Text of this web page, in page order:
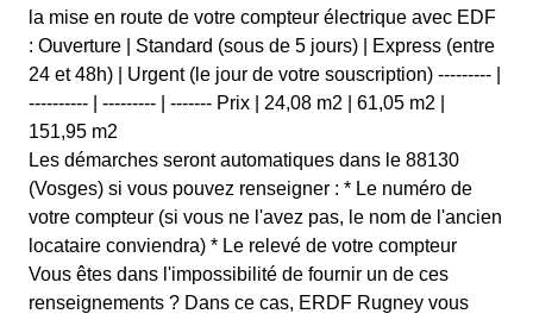
la mise en route de votre compteur électrique avec EDF
: Ouverture | Standard (sous de 5 jours) | Express (entre
24 et 48h) | Urgent (le jour de votre souscription) --------- |
---------- | --------- | ------- Prix | 24,08 m2 | 61,05 m2 |
151,95 m2
Les démarches seront automatiques dans le 88130
(Vosges) si vous pouvez renseigner : * Le numéro de
votre compteur (si vous ne l'avez pas, le nom de l'ancien
locataire conviendra) * Le relevé de votre compteur
Vous êtes dans l'impossibilité de fournir un de ces
renseignements ? Dans ce cas, ERDF Rugney vous